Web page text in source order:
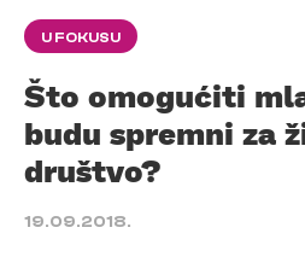
U FOKUSU
Što omogućiti
budu spremni za
društvo?
19.09.2018.